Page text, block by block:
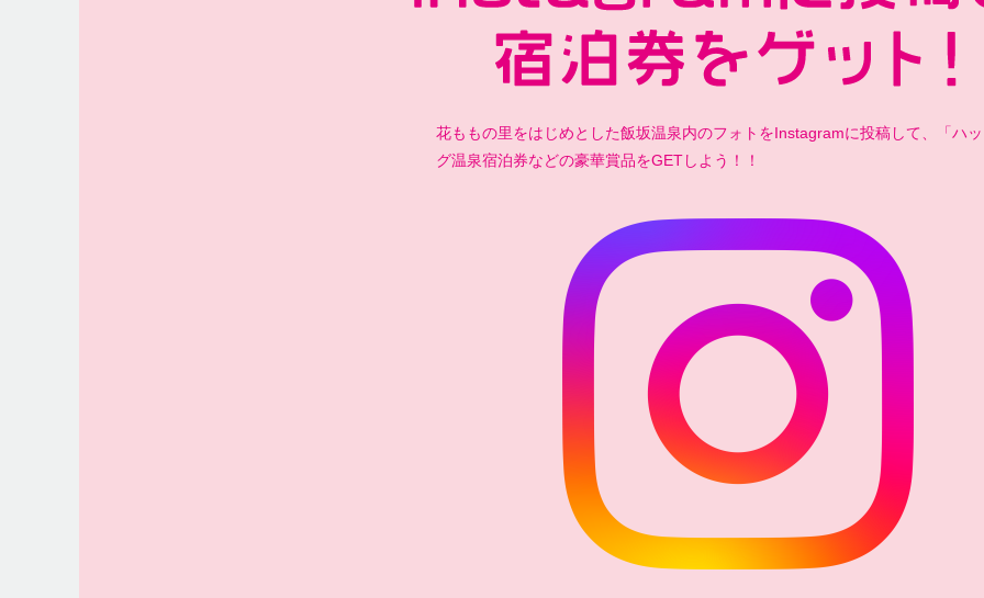
花ももの里をはじめとした飯坂温泉内のフォトをInstagramに投稿して、「ハ
グ温泉宿泊券などの豪華賞品をGETしよう！！